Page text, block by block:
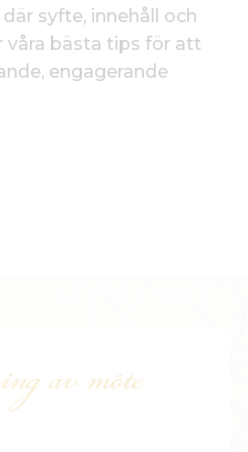
syfte, innehåll och
våra bästa tips för att
engagerande
av möte